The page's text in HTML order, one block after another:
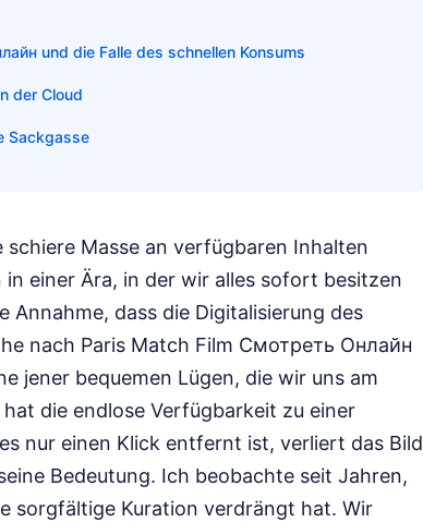
und die Falle des schnellen Konsums
der Cloud
Sackgasse
Masse an verfügbaren Inhalten
einer Ära, in der wir alles sofort besitzen
Annahme, dass die Digitalisierung des
nach Paris Match Film Смотреть Онлайн
jener bequemen Lügen, die wir uns am
die endlose Verfügbarkeit zu einer
nur einen Klick entfernt ist, verliert das Bild
Bedeutung. Ich beobachte seit Jahren,
sorgfältige Kuration verdrängt hat. Wir